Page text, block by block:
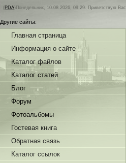
(PDA)Понедельник, 10.08.2026, 09:29. Приветствую Вас
Другие сайты:
Главная страница
Информация о сайте
Каталог файлов
Каталог статей
Блог
Форум
Фотоальбомы
Гостевая книга
Обратная связь
Каталог ссылок